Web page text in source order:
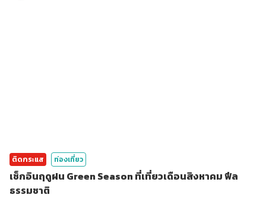
ติดกระแส ท่องเที่ยว
เช็กอินฤดูฝน Green Season ที่เที่ยวเดือนสิงหาคม ฟีล
ธรรมชาติ